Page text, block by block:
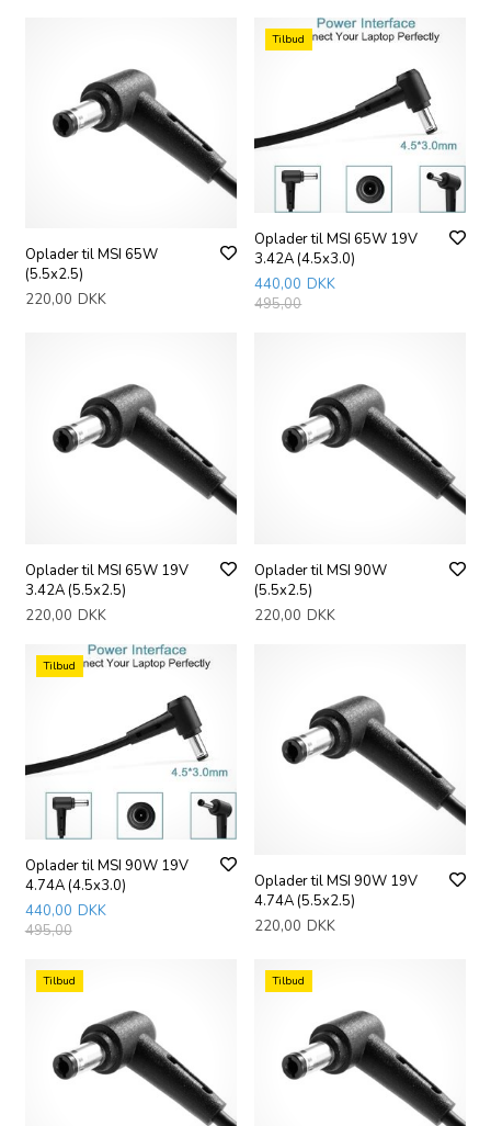
Oplader til MSI 65W
(5.5x2.5)
220,00 DKK
Tilbud
Oplader til MSI 65W 19V
3.42A (4.5x3.0)
440,00 DKK
495,00
Oplader til MSI 65W 19V
3.42A (5.5x2.5)
220,00 DKK
Oplader til MSI 90W
(5.5x2.5)
220,00 DKK
Tilbud
Oplader til MSI 90W 19V
4.74A (4.5x3.0)
440,00 DKK
495,00
Oplader til MSI 90W 19V
4.74A (5.5x2.5)
220,00 DKK
Tilbud Tilbud